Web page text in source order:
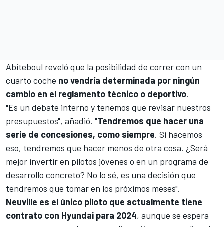
Abiteboul reveló que la posibilidad de correr con un
cuarto coche no vendría determinada por ningún
cambio en el reglamento técnico o deportivo.
"Es un debate interno y tenemos que revisar nuestros
presupuestos", añadió. "Tendremos que hacer una
serie de concesiones, como siempre. Si hacemos
eso, tendremos que hacer menos de otra cosa. ¿Será
mejor invertir en pilotos jóvenes o en un programa de
desarrollo concreto? No lo sé, es una decisión que
tendremos que tomar en los próximos meses".
Neuville es el único piloto que actualmente tiene
contrato con Hyundai para 2024, aunque se espera